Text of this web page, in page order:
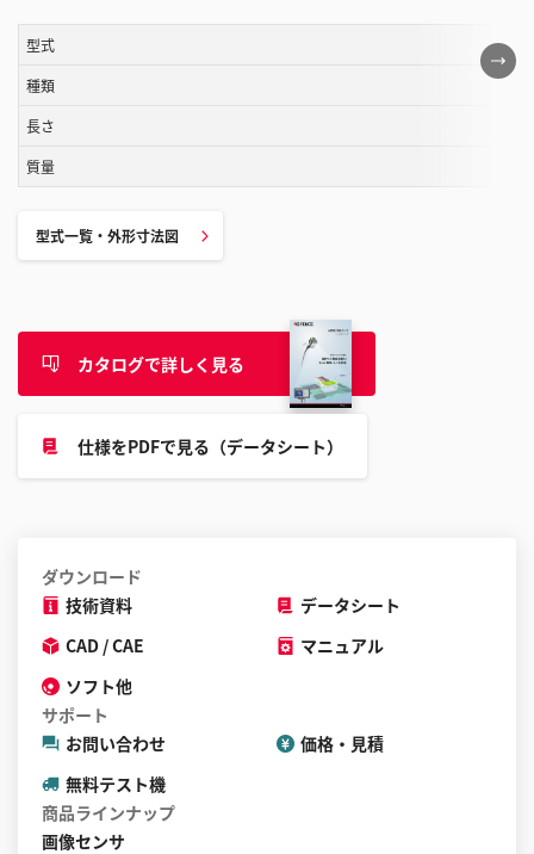
こ
の
型式
種類
長さ
質量
型式一覧・外形寸法図
カタログで詳しく見る
仕様をPDFで見る（データシート）
ダウンロード
技術資料
データシート
CAD / CAE
マニュアル
ソフト他
サポート
お問い合わせ
価格・見積
無料テスト機
商品ラインナップ
画像センサ